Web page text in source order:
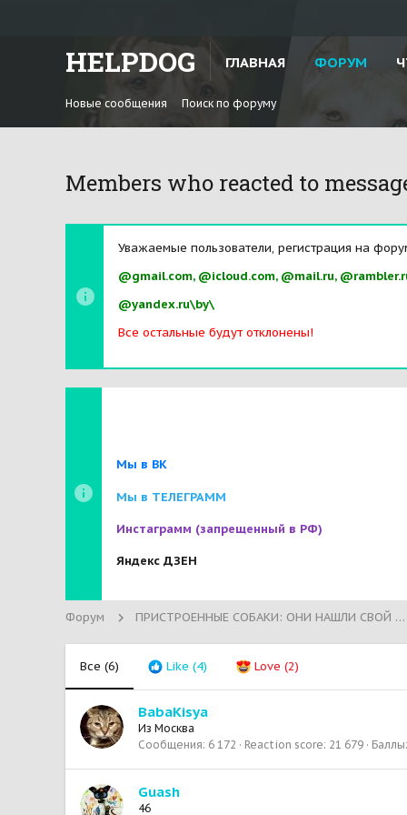
HELPDOG ГЛАВНАЯ ФОРУМ
Новые сообщения Поиск по форуму
Members who reacted to
Уважаемые пользователи, регистрация на
@gmail.com, @icloud.com, @mail.ru,
@yandex.ru\by\
Все остальные будут отклонены!
Мы в ВК
Мы в ТЕЛЕГРАММ
Инстаграмм (запрещенный в РФ)
Яндекс ДЗЕН
Форум ПРИСТРОЕННЫЕ СОБАКИ: ОНИ НАШЛИ СВОЙ ДОМ!
Все (6) Like (4) Love (2)
BabaKisya
Из Москва
Сообщения 6 172 Reaction score 21 679 Баллы
Guash
46